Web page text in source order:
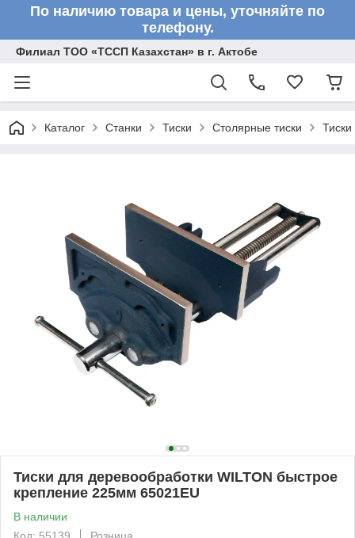
По наличию товара и цены, уточняйте по
телефону.
Филиал ТОО «ТССП Казахстан» в г. Актобе
Каталог Станки Тиски Столярные тиски
Тиски для деревообработки WILTON быстрое
крепление 225мм 65021EU
В наличии
Код: 55139
Розница